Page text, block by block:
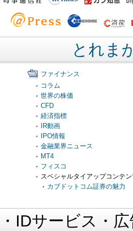
とれま
ファイナンス
コラム
世界の株価
CFD
経済指標
IR動画
IPO情報
金融業界ニュース
MT4
フィスコ
スペシャルタイアップコンテ
カブドットコム証券の魅力
IDサービス・